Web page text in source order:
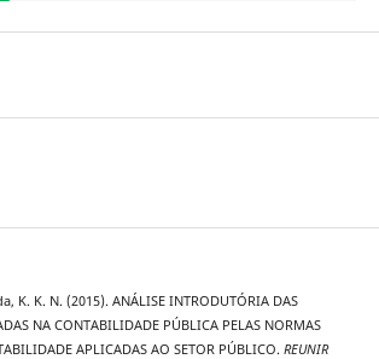
K. K. N. (2015). ANÁLISE INTRODUTÓRIA DAS
NA CONTABILIDADE PÚBLICA PELAS NORMAS
APLICADAS AO SETOR PÚBLICO. REUNIR